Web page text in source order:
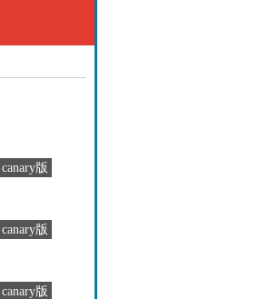
canary版
canary版
canary版